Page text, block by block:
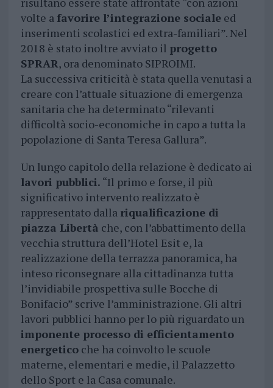
volte a favorire l’integrazione socialeed
inserimenti scolastici ed extra-familiari”. Nel
2018 è stato inoltre avviato il progetto
SPRAR, ora denominato SIPROIMI.
La successiva criticità è stata quella venutasi a
creare con l’attuale situazione di emergenza
sanitaria che ha determinato “rilevanti
difficoltà socio-economiche in capo a tutta la
popolazione di Santa Teresa Gallura”.
Un lungo capitolo della relazione è dedicato ai
lavori pubblici. “Il primo e forse, il più
significativo intervento realizzato è
rappresentato dalla riqualificazione di
piazza Libertà che, con l’abbattimento della
vecchia struttura dell’Hotel Esit e, la
realizzazione della terrazza panoramica, ha
inteso riconsegnare alla cittadinanza tutta
l’invidiabile prospettiva sulle Bocche di
Bonifacio” scrive l’amministrazione. Gli altri
lavori pubblici hanno per lo più riguardato un
imponente processo di efficientamento
energeticoche ha coinvolto le scuole
materne, elementari e medie, il Palazzetto
dello Sport e la Casa comunale.